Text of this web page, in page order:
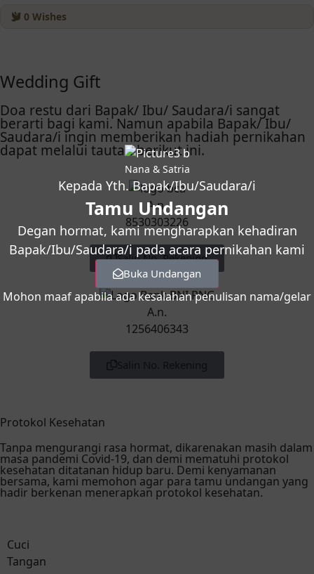
Nana & Satria
Kepada Yth. Bapak/Ibu/Saudara/i
Tamu Undangan
Degan hormat, kami mengharapkan kehadiran
Bapak/Ibu/Saudara/i pada acara pernikahan kami
Buka Undangan
Mohon maaf apabila ada kesalahan penulisan nama/gelar
0 Wishes
Wedding Gift
Doa restu dari Bapak/ Ibu/ Saudara/i sangat
berarti bagi kami. Namun apabila Bapak/ Ibu/
Saudara/i ingin memberikan hadiah pernikahan
dapat melalui tautan berikut ini.
A.n.
8530303226
Salin No. Rekening
A.n.
1256406343
Salin No. Rekening
Protokol Kesehatan
Tanpa mengurangi rasa hormat, dikarenakan masih dalam
masa pandemi Covid-19, dan demi mematuhi protokol
kesehatan ditatanan hidup baru. Demi kenyamanan
bersama, kami memohon agar para tamu undangan yang
hadir berkenan menerapkan protokol kesehatan.
Cuci
Tangan